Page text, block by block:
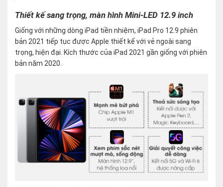
Thiết kế sang trọng, màn hình Mini-LED 12.9 inch
Giống với những dòng iPad tiền nhiệm, iPad Pro 12.9 phiên
bản 2021 tiếp tục được Apple thiết kế với vẻ ngoài sang
trọng, hiện đại. Kích thước của iPad 2021 gần giống với phiên
bản năm 2020.